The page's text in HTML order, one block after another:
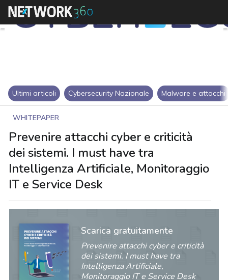
Ultimi articoli Cybersecurity Nazionale Malware e attacchi
WHITEPAPER
Prevenire attacchi cyber e criticità
dei sistemi. I must have tra
Intelligenza Artificiale, Monitoraggio
IT e Service Desk
Scarica gratuitamente
Prevenire attacchi cyber e criticità
dei sistemi. I must have tra
Intelligenza Artificiale,
Monitoraggio IT e Service Desk